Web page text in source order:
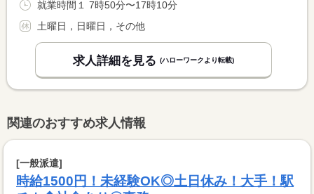
就業時間１ 7時50分〜17時10分
土曜日，日曜日，その他
求人詳細を見る (ハローワークより転載)
関連のおすすめ求人情報
[一般派遣]
時給1500円！未経験OK◎土日休み！大手！駅